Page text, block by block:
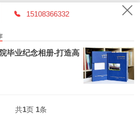
15108366332
毕业纪念相册-打造高
共1页 1条